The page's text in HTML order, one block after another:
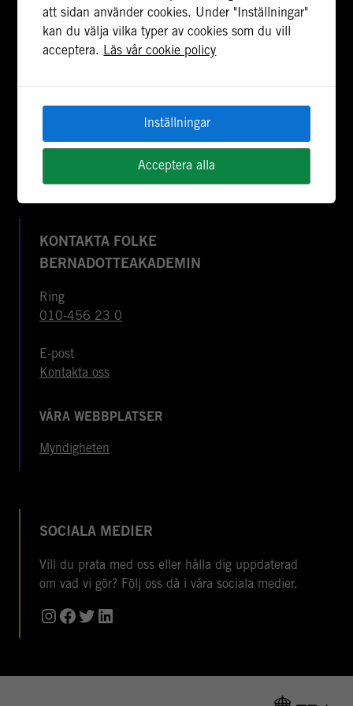
stödja freds- och statsbyggande i konflikt- och
postkonfliktländer. Vi bidrar även med civil
personal och expertis till freds- och
OSSE. Myndigheten har fått sitt namn efter Folke
Tillgänglighetsredogörelse
KONTAKTA FOLKE
BERNADOTTEAKADEMIN
Ring
010-456 23 0
E-post
Kontakta oss
VÅRA WEBBPLATSER
Myndigheten
SOCIALA MEDIER
Vill du prata med oss eller hålla dig uppdaterad
om vad vi gör? Följ oss då i våra sociala medier.
Instagram
Facebook
Twitter
LinkedIn
att sidan använder cookies. Under "Inställningar"
kan du välja vilka typer av cookies som du vill
acceptera. Läs vår cookie policy
Inställningar
Acceptera alla